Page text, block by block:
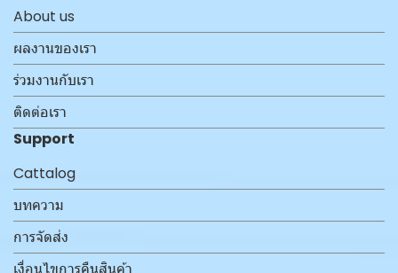
About us
ผลงานของเรา
ร่วมงานกับเรา
ติดต่อเรา
Support
Cattalog
บทความ
การจัดส่ง